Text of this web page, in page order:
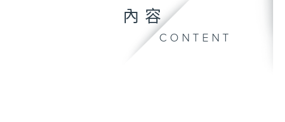
內容
CONTENT